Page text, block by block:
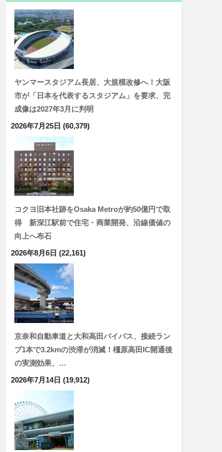
ヤンマースタジアム長居、大規模改修へ！大阪
市が「日本を代表するスタジアム」を要求、完
成像は2027年3月に判明
2026年7月25日 (60,379)
コクヨ旧本社跡をOsaka Metroが約50億円で取
得 新深江駅前で住宅・商業開発、沿線価値の
向上へ布石
2026年8月6日 (22,161)
京奈和自動車道と大和高田バイパス、接続ラン
プ1本で3.2kmの渋滞が消滅！橿原高田IC開通後
の実測効果、…
2026年7月14日 (19,912)